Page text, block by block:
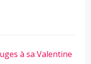
à sa Valentine